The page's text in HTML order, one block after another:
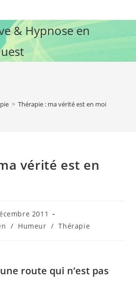
& Hypnose en
> Thérapie : ma vérité est en moi
vérité est en
2011
/ Humeur / Thérapie
route qui n’est pas